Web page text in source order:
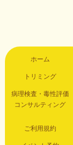
ホーム
トリミング
病理検査・毒性評価
コンサルティング
ご利用規約